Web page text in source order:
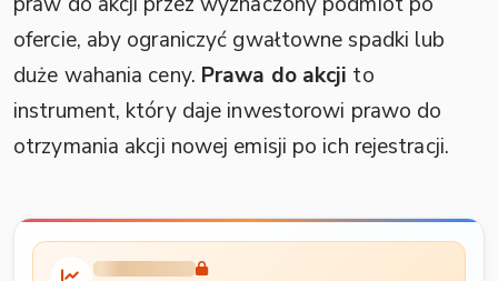
ofercie, aby ograniczyć gwałtowne spadki lub
duże wahania ceny. Prawa do akcji to
instrument, który daje inwestorowi prawo do
otrzymania akcji nowej emisji po ich rejestracji.